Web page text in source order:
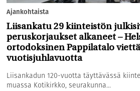
Ajankohtaista
Liisankatu 29 kiinteistön
peruskorjaukset alkaneet –
ortodoksinen Pappilatalo
vuotisjuhlavuotta
Liisankadun 120-vuotta täyttävässä
muassa Kotikirkko, seurakunna...